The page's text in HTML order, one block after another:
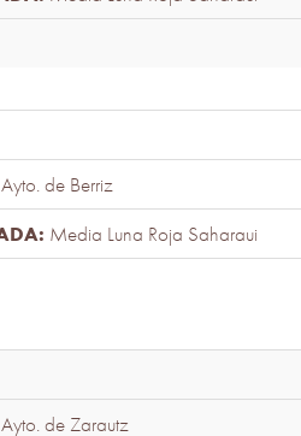
Ayto. de Berriz
Media Luna Roja Saharaui
Ayto. de Zarautz